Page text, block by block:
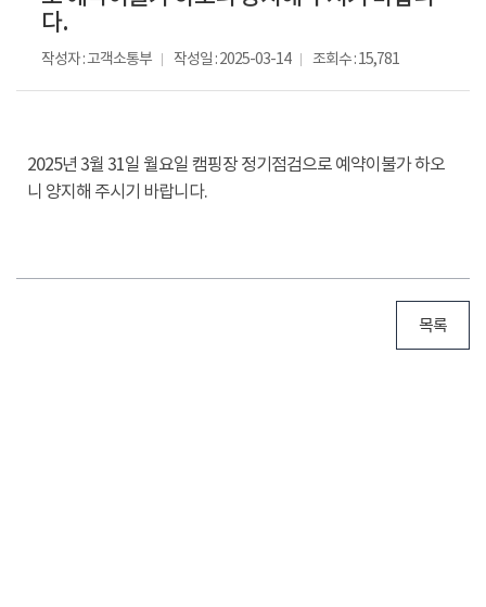
다.
작성자 : 고객소통부 작성일 : 2025-03-14 조회수 : 15,781
2025년 3월 31일 월요일 캠핑장 정기점검으로 예약이불가 하오
니 양지해 주시기 바랍니다.
목록